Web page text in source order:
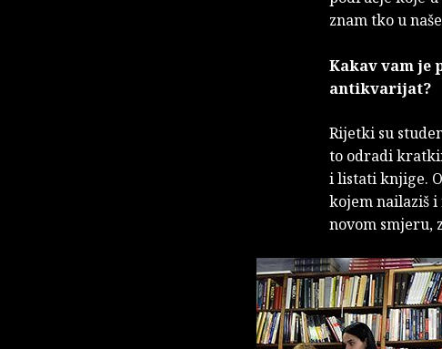
znam tko u
Kakav vam je
antikvarijat?
Rijetki su
to odradi
i listati knjige.
kojem nailaziš
novom smjeru,